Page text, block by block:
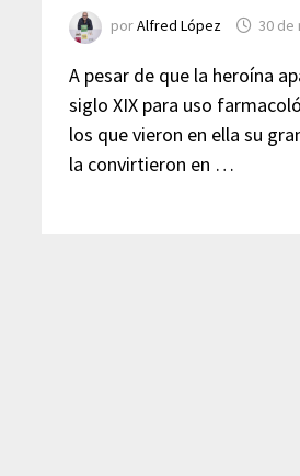
porAlfred López 30 de
A pesar de que la heroína
siglo XIX para uso
los que vieron en ella su
la convirtieron en …